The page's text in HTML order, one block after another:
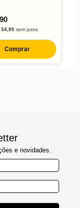
34,95 sem juros
Comprar
e novidades.